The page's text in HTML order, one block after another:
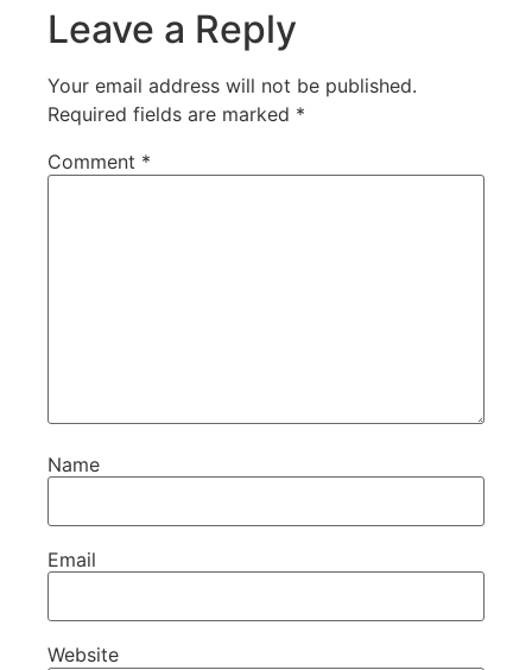
Leave a Reply
Your email address will not be published.
Required fields are marked *
Comment *
Name
Email
Website